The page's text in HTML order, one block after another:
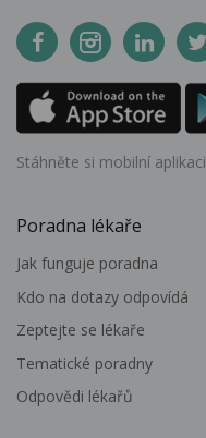
Stáhněte si mobilní aplikaci
Poradna lékaře
Jak funguje poradna
Kdo na dotazy odpovídá
Zeptejte se lékaře
Tematické poradny
Odpovědi lékařů